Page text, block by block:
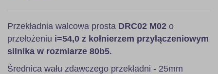
Przekładnia walcowa prosta DRC02 M02 o
przełożeniu i=54,0 z kołnierzem przyłączeniowym
silnika w rozmiarze 80b5.
Średnica wału zdawczego przekładni - 25mm